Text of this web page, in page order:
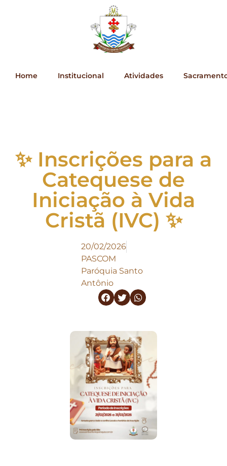
Home Institucional Atividades
✨ Inscrições para a
Catequese de
Iniciação à Vida
Cristã (IVC) ✨
20/02/2026
PASCOM
Paróquia Santo
Antônio